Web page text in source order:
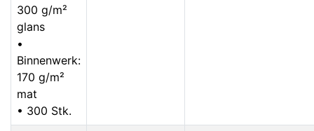
300 g/m²
glans
•
Binnenwerk:
170 g/m²
mat
• 300 Stk.